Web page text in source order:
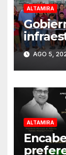
ALTAMIRA
AGO 5,
ALTAMIRA